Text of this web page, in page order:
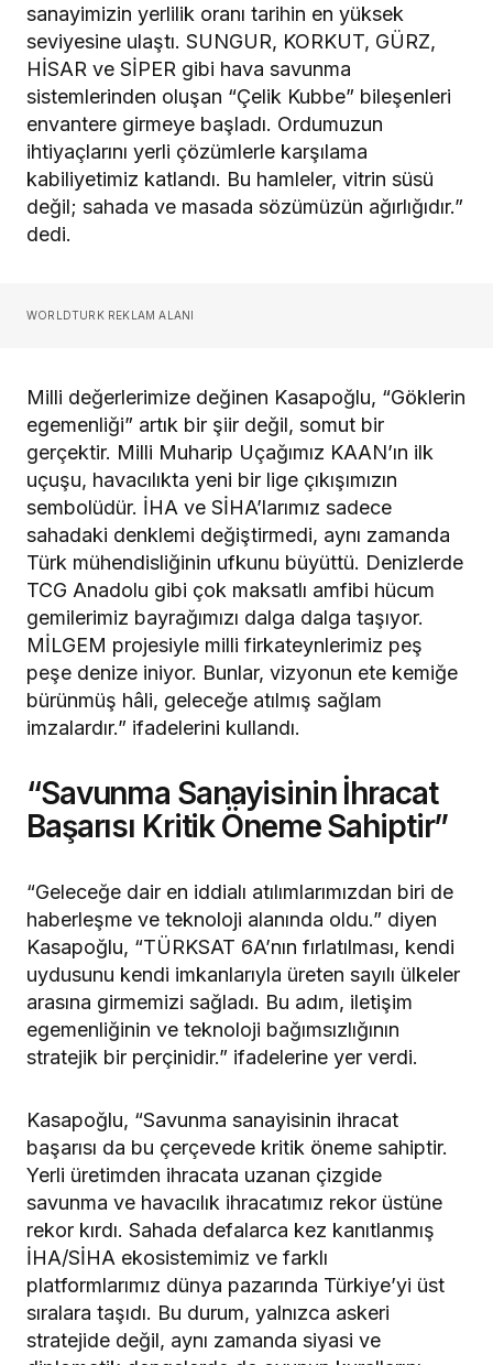
sanayimizin yerlilik oranı tarihin en yüksek
seviyesine ulaştı. SUNGUR, KORKUT, GÜRZ,
HİSAR ve SİPER gibi hava savunma
sistemlerinden oluşan “Çelik Kubbe” bileşenleri
envantere girmeye başladı. Ordumuzun
ihtiyaçlarını yerli çözümlerle karşılama
kabiliyetimiz katlandı. Bu hamleler, vitrin süsü
değil; sahada ve masada sözümüzün ağırlığıdır.”
dedi.
WORLDTURK REKLAM ALANI
Milli değerlerimize değinen Kasapoğlu, “Göklerin
egemenliği” artık bir şiir değil, somut bir
gerçektir. Milli Muharip Uçağımız KAAN’ın ilk
uçuşu, havacılıkta yeni bir lige çıkışımızın
sembolüdür. İHA ve SİHA’larımız sadece
sahadaki denklemi değiştirmedi, aynı zamanda
Türk mühendisliğinin ufkunu büyüttü. Denizlerde
TCG Anadolu gibi çok maksatlı amfibi hücum
gemilerimiz bayrağımızı dalga dalga taşıyor.
MİLGEM projesiyle milli firkateynlerimiz peş
peşe denize iniyor. Bunlar, vizyonun ete kemiğe
bürünmüş hâli, geleceğe atılmış sağlam
imzalardır.” ifadelerini kullandı.
“Savunma Sanayisinin İhracat
Başarısı Kritik Öneme Sahiptir”
“Geleceğe dair en iddialı atılımlarımızdan biri de
haberleşme ve teknoloji alanında oldu.” diyen
Kasapoğlu, “TÜRKSAT 6A’nın fırlatılması, kendi
uydusunu kendi imkanlarıyla üreten sayılı ülkeler
arasına girmemizi sağladı. Bu adım, iletişim
egemenliğinin ve teknoloji bağımsızlığının
stratejik bir perçinidir.” ifadelerine yer verdi.
Kasapoğlu, “Savunma sanayisinin ihracat
başarısı da bu çerçevede kritik öneme sahiptir.
Yerli üretimden ihracata uzanan çizgide
savunma ve havacılık ihracatımız rekor üstüne
rekor kırdı. Sahada defalarca kez kanıtlanmış
İHA/SİHA ekosistemimiz ve farklı
platformlarımız dünya pazarında Türkiye’yi üst
sıralara taşıdı. Bu durum, yalnızca askeri
stratejide değil, aynı zamanda siyasi ve